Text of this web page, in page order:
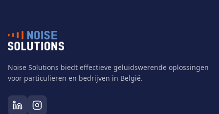
Noise Solutions biedt effectieve geluidswerende oplossingen
voor particulieren en bedrijven in België.